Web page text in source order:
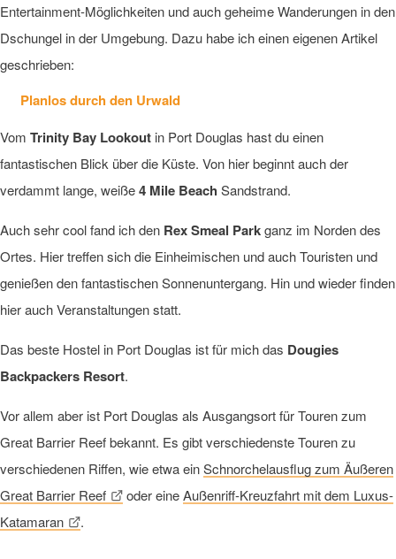
Entertainment-Möglichkeiten und auch geheime Wanderungen in den
Dschungel in der Umgebung. Dazu habe ich einen eigenen Artikel
geschrieben:
Planlos durch den Urwald
Vom Trinity Bay Lookout in Port Douglas hast du einen
fantastischen Blick über die Küste. Von hier beginnt auch der
verdammt lange, weiße4 Mile Beach Sandstrand.
Auch sehr cool fand ich den Rex Smeal Parkganz im Norden des
Ortes. Hier treffen sich die Einheimischen und auch Touristen und
genießen den fantastischen Sonnenuntergang. Hin und wieder finden
hier auch Veranstaltungen statt.
Das beste Hostel in Port Douglas ist für mich das Dougies
Backpackers Resort.
Vor allem aber ist Port Douglas als Ausgangsort für Touren zum
Great Barrier Reef bekannt. Es gibt verschiedenste Touren zu
verschiedenen Riffen, wie etwa einSchnorchelausflug zum Äußeren
Great Barrier Reef
oder eineAußenriff-Kreuzfahrt mit dem Luxus-
Katamaran
.